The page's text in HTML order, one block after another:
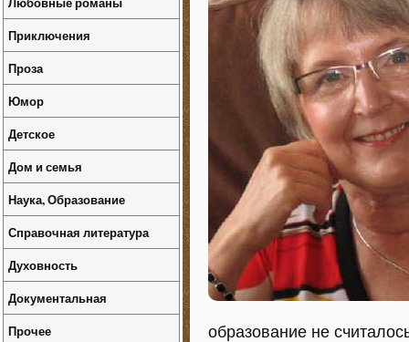
образование не
Приключения
Проза
Юмор
Детское
Дом и семья
Наука, Образование
Справочная литература
Духовность
Документальная
Прочее